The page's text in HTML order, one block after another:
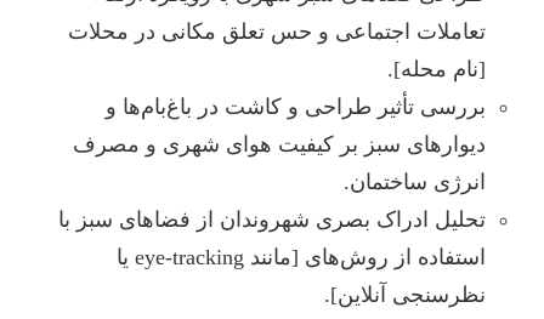
تعاملات اجتماعی و حس تعلق مکانی در محلات
[نام محله].
بررسی تأثیر طراحی و کاشت در باغ‌بام‌ها و
دیوارهای سبز بر کیفیت هوای شهری و مصرف
انرژی ساختمان.
تحلیل ادراک بصری شهروندان از فضاهای سبز با
استفاده از روش‌های [مانند eye-tracking یا
نظرسنجی آنلاین].